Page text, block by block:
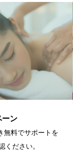
ーン
無料でサポートを
ください。